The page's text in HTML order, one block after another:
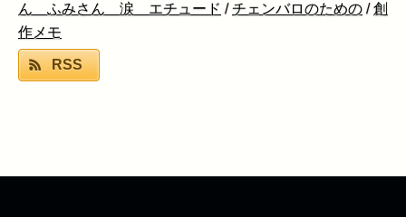
ん ふみさん 涙 エチュード /チェンバロのための /創
作メモ
RSS